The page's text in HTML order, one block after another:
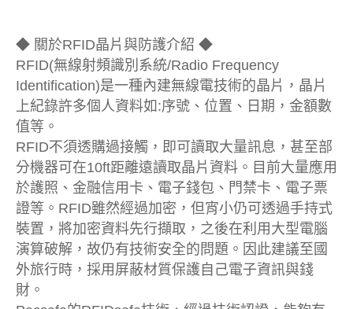
◆ 關於RFID晶片與防護介紹 ◆
RFID(無線射頻識別系統/Radio Frequency
Identification)是一種內建無線電技術的晶片，晶片
上紀錄許多個人資料如:序號、位置、日期，金額數
值等。
RFID不須透購過接觸，即可讀取大量訊息，甚至部
分機器可在10ft距離遠讀取晶片資料。目前大量應用
於護照、金融信用卡、電子錢包、門禁卡、電子票
證等。RFID雖然經過加密，但宵小仍可透過手持式
裝置，將加密資料先行擷取，之後在利用大型電腦
演算破解，故仍有技術安全的問題。因此建議至國
外旅行時，採用屏蔽材質保護自己電子資訊與錢
財。